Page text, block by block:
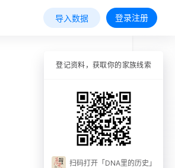
导入数据 登录注册
登记资料，获取你的家族线索
扫码打开「DNA里的历史」